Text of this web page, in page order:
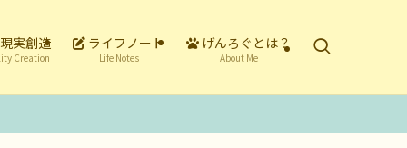
現実創造
Creation
ライフノート
Life Notes
げんろぐとは？
About Me